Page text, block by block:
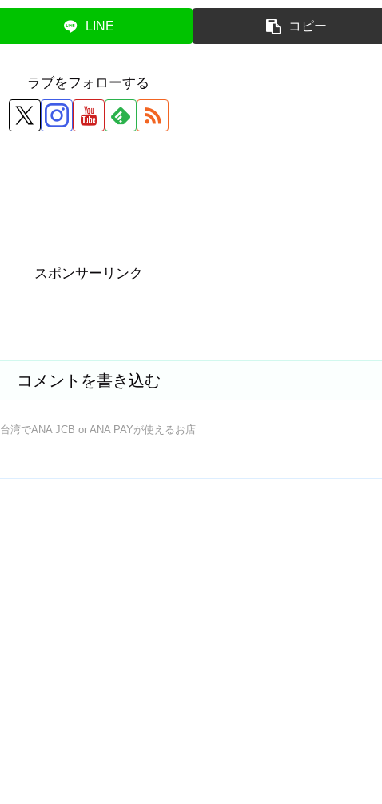
LINE コピー
ラブをフォローする
スポンサーリンク
コメントを書き込む
台湾でANA JCB or ANA PAYが使えるお店